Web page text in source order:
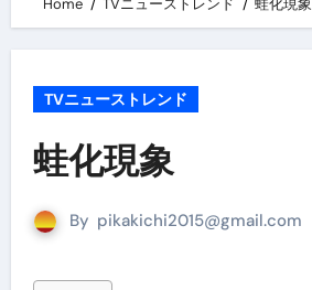
Home TVニューストレンド 蛙化現象
TVニューストレンド
蛙化現象
By pikakichi2015@gmail.com